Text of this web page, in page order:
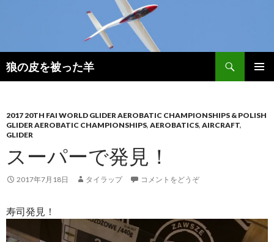
狼の皮を被った羊
検
索
ン
ツ
移
動
2017 20TH FAI WORLD GLIDER AEROBATIC CHAMPIONSHIPS & POLISH
GLIDER AEROBATIC CHAMPIONSHIPS, AEROBATICS, AIRCRAFT,
GLIDER
スーパーで発見！
2017年7月18日 タイラップ コメントをどうぞ
寿司発見！